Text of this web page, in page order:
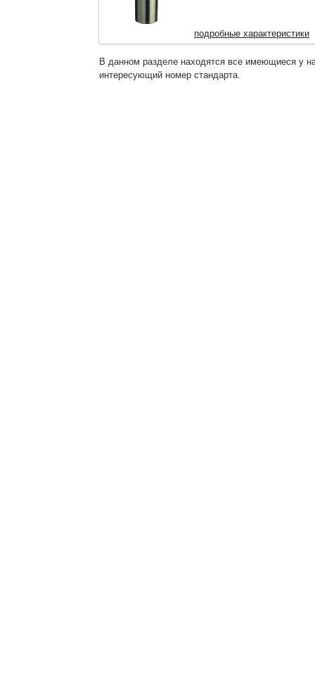
подробные характеристики
В данном разделе находятся все имеющиеся у
интересующий номер стандарта.